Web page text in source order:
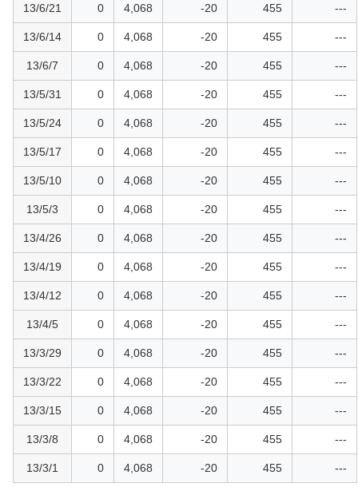
13/6/21 0 4,068 -20 455 ---
13/6/14 0 4,068 -20 455 ---
13/6/7 0 4,068 -20 455 ---
13/5/31 0 4,068 -20 455 ---
13/5/24 0 4,068 -20 455 ---
13/5/17 0 4,068 -20 455 ---
13/5/10 0 4,068 -20 455 ---
13/5/3 0 4,068 -20 455 ---
13/4/26 0 4,068 -20 455 ---
13/4/19 0 4,068 -20 455 ---
13/4/12 0 4,068 -20 455 ---
13/4/5 0 4,068 -20 455 ---
13/3/29 0 4,068 -20 455 ---
13/3/22 0 4,068 -20 455 ---
13/3/15 0 4,068 -20 455 ---
13/3/8 0 4,068 -20 455 ---
13/3/1 0 4,068 -20 455 ---